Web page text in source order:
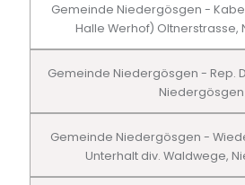
Gemeinde Niedergösgen -
Halle Werhof) Oltnerstrasse,
Gemeinde Niedergösgen - Rep.
Niedergösgen
Gemeinde Niedergösgen -
Unterhalt div. Waldwege,